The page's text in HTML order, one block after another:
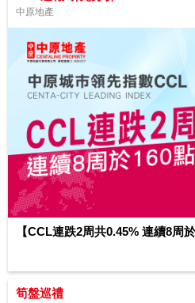
中原地產
【CCL連跌2周共0.45% 連續8周
筍盤巡禮